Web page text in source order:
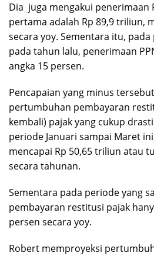
Dia juga mengakui penerimaan
pertama adalah Rp 89,9 triliun,
secara yoy. Sementara itu,
pada tahun lalu, penerimaan
angka 15 persen.
Pencapaian yang minus
pertumbuhan pembayaran
kembali) pajak yang cukup
periode Januari sampai Maret
mencapai Rp 50,65 triliun atau
secara tahunan.
Sementara pada periode yang
pembayaran restitusi pajak
persen secara yoy.
Robert memproyeksi